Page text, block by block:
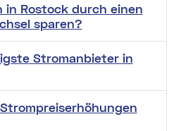
in Rostock durch einen
sparen?
Stromanbieter in